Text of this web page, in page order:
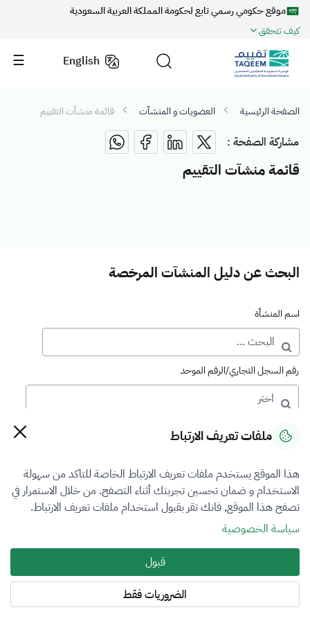
موقع حكومي رسمي تابع لحكومة المملكة العربية السعودية
كيف تتحقق
English
الصفحة الرئيسية العضويات و المنشآت قائمة منشآت التقييم
مشاركة الصفحة :
قائمة منشآت التقييم
البحث عن دليل المنشآت المرخصة
اسم المنشأة
رقم السجل التجاري/الرقم الموحد
رقم الترخيص
التصنيف
VFR3
فرع التقييم
ملفات تعريف الارتباط
هذا الموقع يستخدم ملفات تعريف الارتباط الخاصة للتاكد من سهولة
الاستخدام و ضمان تحسين تجربتك أثناء التصفح. من خلال الاستمرار في
تصفح هذا الموقع, فانك تقر بقبول استخدام ملفات تعريف الارتباط.
سياسة الخصوصية
قبول
الضروريات فقط